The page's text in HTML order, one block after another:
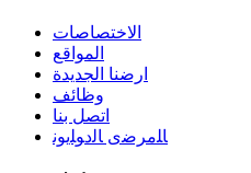
الاختصاصات
المواقع
ارضنا الجديدة
وظائف
اتصل بنا
ﺎﻠﻣﺮﺿﻯ ﺎﻟﺩﻮﻠﻳﻮﻧ